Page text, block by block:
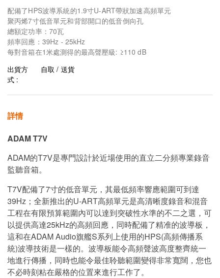
配備了HPS波導系統的1.9寸U-ART帶狀加速高頻單元
聚丙烯7寸低音單元和背部開口的低音倒向孔
總額定功率：70瓦
頻率回應：39Hz - 25kHz
每對音箱在1米處測得的最高聲壓級: ≥110 dB
出貨方
式 :
自取 / 送貨
詳情
ADAM T7V
ADAM的T7V是專門設計於近場使用的直立二分頻專業錄音
監聽音箱。
T7V配備了7寸的低音單元，其最低頻率響應範圍可到達
39Hz；全新推出的U-ART高頻單元是高清晰度錄音和混音
工程在有限預算範圍內可以達到突破性水準的不二之選，可
以提供高達25kHz的高頻回應，同時配備了精准的波導板，
這和在ADAM Audio旗艦S系列上使用的HPS(高頻傳播系
統)波導技術是一樣的。波導板能令高頻聲波高度整齊統一
地進行傳播，同時也能令最佳聆聽範圍變得非常寬闊，您也
不必時刻粘在嚴格的位置來進行工作了。